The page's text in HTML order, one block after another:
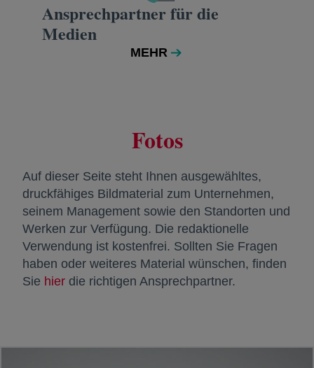
Ansprechpartner für die
Medien
MEHR
Fotos
Auf dieser Seite steht Ihnen ausgewähltes,
druckfähiges Bildmaterial zum Unternehmen,
seinem Management sowie den Standorten und
Werken zur Verfügung. Die redaktionelle
Verwendung ist kostenfrei. Sollten Sie Fragen
haben oder weiteres Material wünschen, finden
Sie hier wird in einer neuen Registerkarte geöffnet
die richtigen Ansprechpartner.